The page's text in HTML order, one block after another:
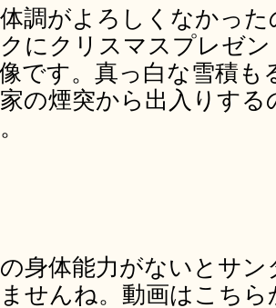
調がよろしくなかっ
にクリスマスプレゼ
です。真っ白な雪積
の煙突から出入りす
身体能力がないとサ
せんね。動画はこちら